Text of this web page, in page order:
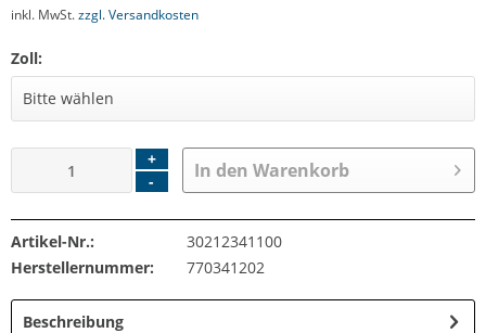
inkl. MwSt.zzgl. Versandkosten
Zoll:
+
-
In den Warenkorb
Artikel-Nr.:
30212341100
Herstellernummer:
770341202
Beschreibung